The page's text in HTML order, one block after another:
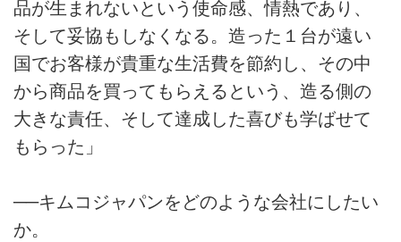
品が生まれないという使命感、情熱であり、
そして妥協もしなくなる。造った１台が遠い
国でお客様が貴重な生活費を節約し、その中
から商品を買ってもらえるという、造る側の
大きな責任、そして達成した喜びも学ばせて
もらった」
──キムコジャパンをどのような会社にしたい
か。